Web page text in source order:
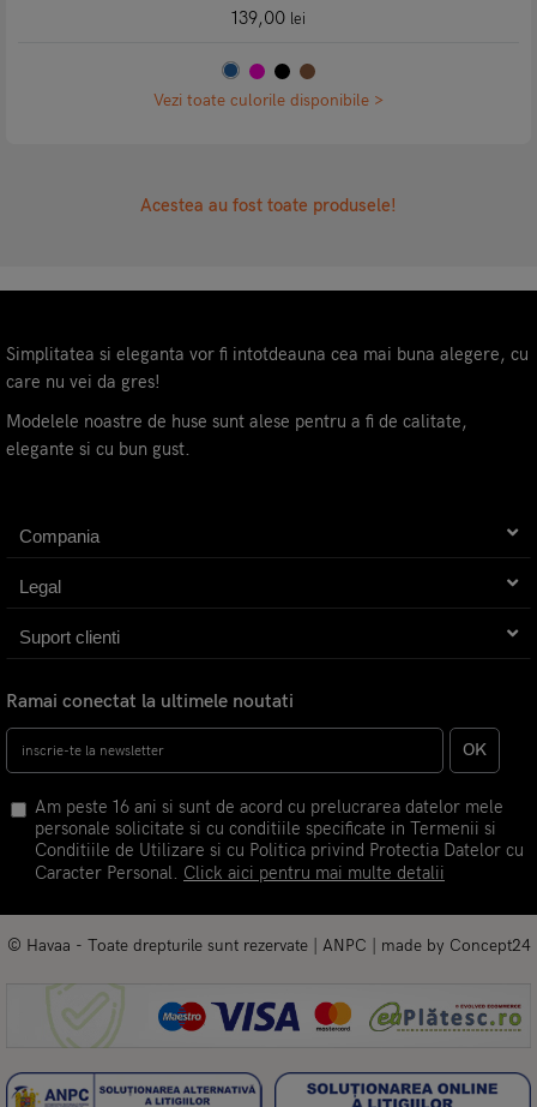
139,00 lei
Vezi toate culorile disponibile >
Acestea au fost toate produsele!
Simplitatea si eleganta vor fi intotdeauna cea mai buna alegere, cu
care nu vei da gres!
Modelele noastre de huse sunt alese pentru a fi de calitate,
elegante si cu bun gust.
Compania
Legal
Suport clienti
Ramai conectat la ultimele noutati
OK
Am peste 16 ani si sunt de acord cu prelucrarea datelor mele
personale solicitate si cu conditiile specificate in Termenii si
Conditiile de Utilizare si cu Politica privind Protectia Datelor cu
Caracter Personal. Click aici pentru mai multe detalii
© Havaa - Toate drepturile sunt rezervate | ANPC | made by Concept24